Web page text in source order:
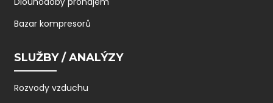
Bazar kompresorů
SLUŽBY / ANALÝZY
Rozvody vzduchu